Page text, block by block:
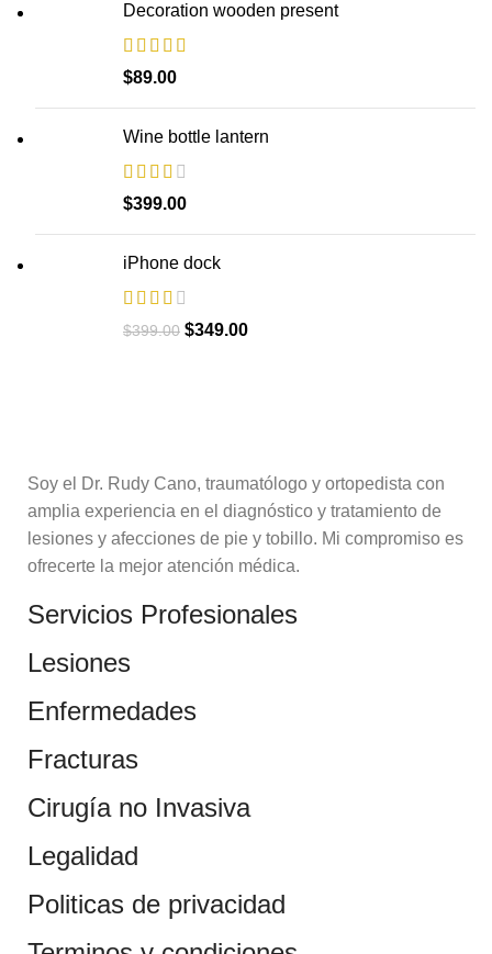
Decoration wooden present
$89.00
Wine bottle lantern
$399.00
iPhone dock
$399.00 $349.00
Soy el Dr. Rudy Cano, traumatólogo y ortopedista con
amplia experiencia en el diagnóstico y tratamiento de
lesiones y afecciones de pie y tobillo. Mi compromiso es
ofrecerte la mejor atención médica.
Servicios Profesionales
Lesiones
Enfermedades
Fracturas
Cirugía no Invasiva
Legalidad
Politicas de privacidad